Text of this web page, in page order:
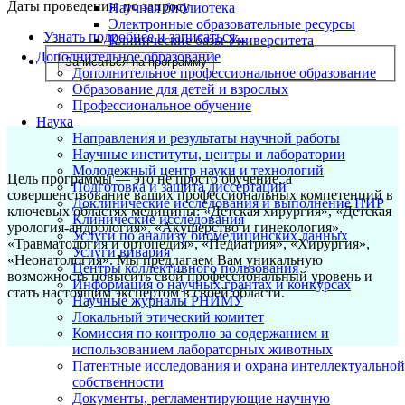
Научная библиотека
Электронные образовательные ресурсы
Клинические базы Университета
Дополнительное образование
Дополнительное профессиональное образование
Образование для детей и взрослых
Профессиональное обучение
Наука
Направления и результаты научной работы
Научные институты, центры и лаборатории
Молодежный центр науки и технологий
Подготовка и защита диссертаций
Доклинические исследования и выполнение НИР
Клинические исследования
Услуги по анализу биомедицинских данных
Услуги вивария
Центры коллективного пользования
Информация о научных грантах и конкурсах
Научные журналы РНИМУ
Локальный этический комитет
Комиссия по контролю за содержанием и
использованием лабораторных животных
Патентные исследования и охрана интеллектуальной
собственности
Документы, регламентирующие научную
Даты проведения:по запросу
Узнать подробнее и записаться...
Записаться на программу
Цель программы — это не просто обучение, а
совершенствование ваших профессиональных компетенций в
ключевых областях медицины: «Детская хирургия», «Детская
урология-андрология», «Акушерство и гинекология»,
«Травматология и ортопедия», «Педиатрия», «Хирургия»,
«Неонатология». Мы предлагаем Вам уникальную
возможность повысить свой профессиональный уровень и
стать настоящим экспертом в своей области.